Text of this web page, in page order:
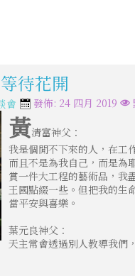
待花開
會 發佈: 24 四月 2019
黃清富神父：
我是個閒不下來的人，在工
而且不是為我自己，而是為
賞一件大工程的藝術品，我
王國點綴一些。但把我的生
當平安與喜樂。
葉元良神父：
天主常會透過別人教導我們